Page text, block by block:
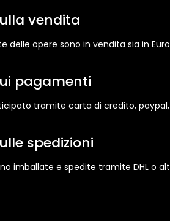
vendita
delle opere sono in vendita sia in
pagamenti
tramite carta di credito,
spedizioni
imballate e spedite tramite DHL o